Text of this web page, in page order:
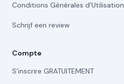
Conditions Générales d'Utilisation
Schrijf een review
Compte
S'inscrire GRATUITEMENT